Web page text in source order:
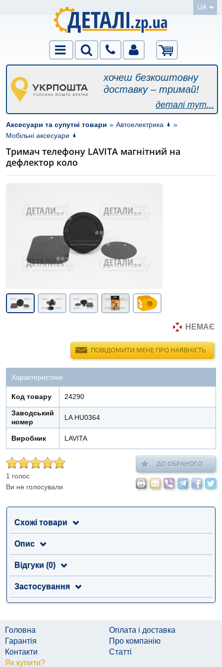
UA
хочеш безкоштовну
доставку – тримай!
деталі тут...
Аксесуари та супутні товари » Автоелектрика
»
Мобільні аксесуари
Тримач телефону LAVITA магнітний на
дефлектор коло
НЕМАЄ
ПОВІДОМИТИ МЕНЕ ПРО НАЯВНІСТЬ
Характеристики
Код товару 24290
Заводський
номер
LA HU0364
Виробник LAVITA
1 голос
Ви не голосували
ДО ОБРАНОГО
Схожі товари
Опис
Відгуки (0)
Застосування
Головна
Оплата і доставка
Гарантія
Про компанію
Контакти
Статті
Як купити?